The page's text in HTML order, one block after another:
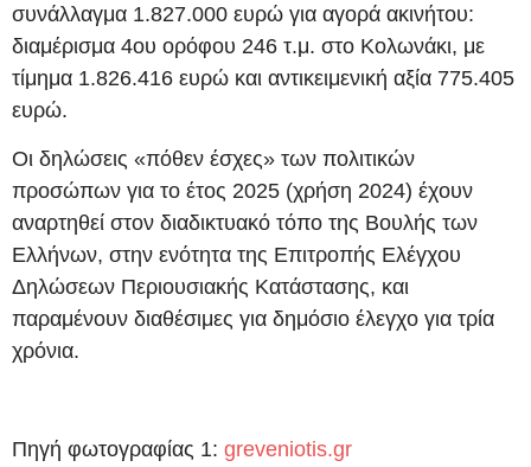
συνάλλαγμα 1.827.000 ευρώ για αγορά ακινήτου:
διαμέρισμα 4ου ορόφου 246 τ.μ. στο Κολωνάκι, με
τίμημα 1.826.416 ευρώ και αντικειμενική αξία 775.405
ευρώ.
Οι δηλώσεις «πόθεν έσχες» των πολιτικών
προσώπων για το έτος 2025 (χρήση 2024) έχουν
αναρτηθεί στον διαδικτυακό τόπο της Βουλής των
Ελλήνων, στην ενότητα της Επιτροπής Ελέγχου
Δηλώσεων Περιουσιακής Κατάστασης, και
παραμένουν διαθέσιμες για δημόσιο έλεγχο για τρία
χρόνια.
Πηγή φωτογραφίας 1: greveniotis.gr